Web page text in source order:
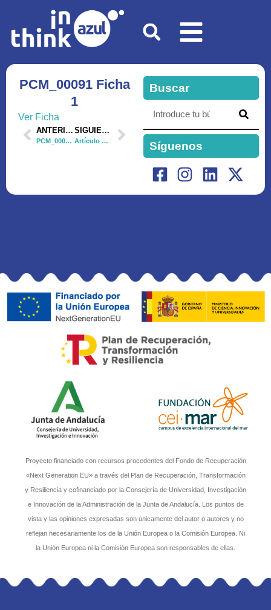
PCM_00091 Ficha
1
Ver Ficha
ANTERIOR
PCM_00091 Ficha 2
SIGUIENTE
Artículo ThinkInAzul Andalucía:
Buscar
Síguenos
Proyecto financiado con recursos procedentes del Fondo de Recuperación
«Next Generation EU» a través del Plan de Recuperación, Transformación
y Resiliencia y cofinanciado por la Consejería de Universidad, Investigación
e Innovación de la Administración de la Junta de Andalucía. Los puntos de
vista y las opiniones expresadas son únicamente del autor o autores y no
reflejan necesariamente los de la Unión Europea o la Comisión Europea. Ni
la Unión Europea ni la Comisión Europea son responsables de ellas.